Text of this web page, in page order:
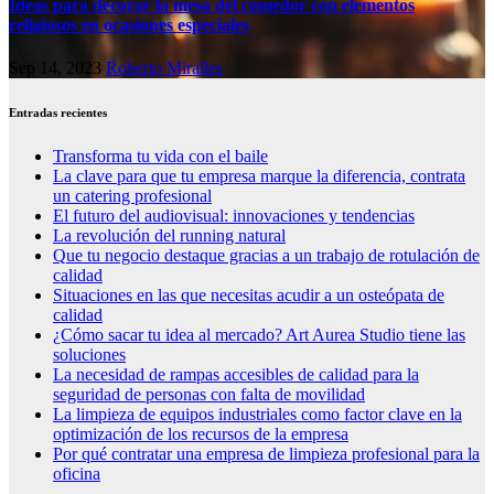
Ideas para decorar la mesa del comedor con elementos
religiosos en ocasiones especiales
Sep 14, 2023 Roberto Miralles
Entradas recientes
Transforma tu vida con el baile
La clave para que tu empresa marque la diferencia, contrata
un catering profesional
El futuro del audiovisual: innovaciones y tendencias
La revolución del running natural
Que tu negocio destaque gracias a un trabajo de rotulación de
calidad
Situaciones en las que necesitas acudir a un osteópata de
calidad
¿Cómo sacar tu idea al mercado? Art Aurea Studio tiene las
soluciones
La necesidad de rampas accesibles de calidad para la
seguridad de personas con falta de movilidad
La limpieza de equipos industriales como factor clave en la
optimización de los recursos de la empresa
Por qué contratar una empresa de limpieza profesional para la
oficina